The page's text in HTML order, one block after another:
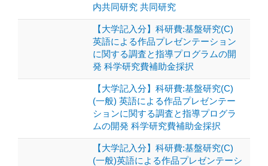
内共同研究 共同研究
【大学記入分】科研費:基盤研究(C)
英語による作品プレゼンテーション
に関する調査と指導プログラムの開
発 科学研究費補助金採択
【大学記入分】科研費:基盤研究(C)
(一般) 英語による作品プレゼンテー
ションに関する調査と指導プログラ
ムの開発 科学研究費補助金採択
【大学記入分】科研費:基盤研究(C)
(一般)英語による作品プレゼンテーシ